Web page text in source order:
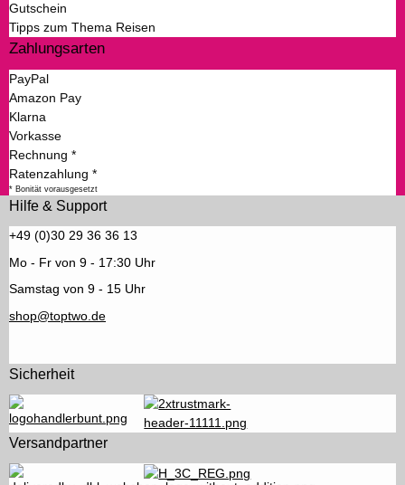
Gutschein
Tipps zum Thema Reisen
Zahlungsarten
PayPal
Amazon Pay
Klarna
Vorkasse
Rechnung *
Ratenzahlung *
* Bonität vorausgesetzt
Hilfe & Support
+49 (0)30 29 36 36 13
Mo - Fr von 9 - 17:30 Uhr
Samstag von 9 - 15 Uhr
shop@toptwo.de
Sicherheit
Versandpartner